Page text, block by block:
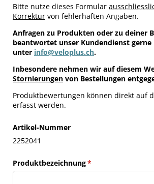
Bitte nutze dieses Formular
Korrektur von fehlerhaften Angaben.
Anfragen zu Produkten oder zu deiner
beantwortet unser Kundendienst gerne
unter info@veloplus.ch.
Inbesondere nehmen wir auf diesem
Stornierungen von Bestellungen
Produktbewertungen können direkt auf
erfasst werden.
Artikel-Nummer
2252041
Produktbezeichnung*
(erforderlich)